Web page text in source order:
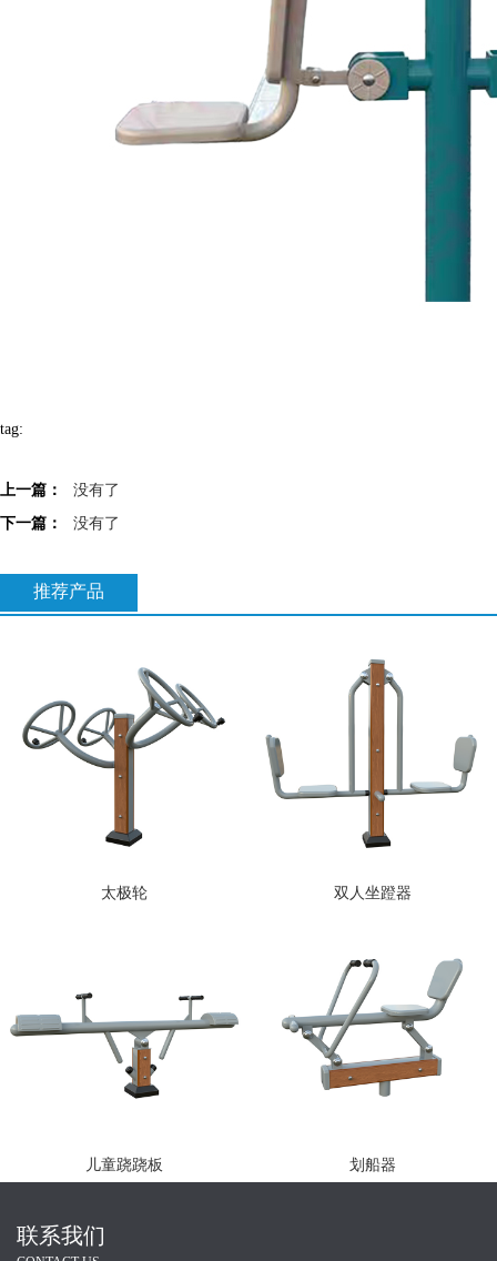
tag:
上一篇：
没有了
下一篇：
没有了
推荐产品
太极轮 双人坐蹬器
儿童跷跷板 划船器
联系我们